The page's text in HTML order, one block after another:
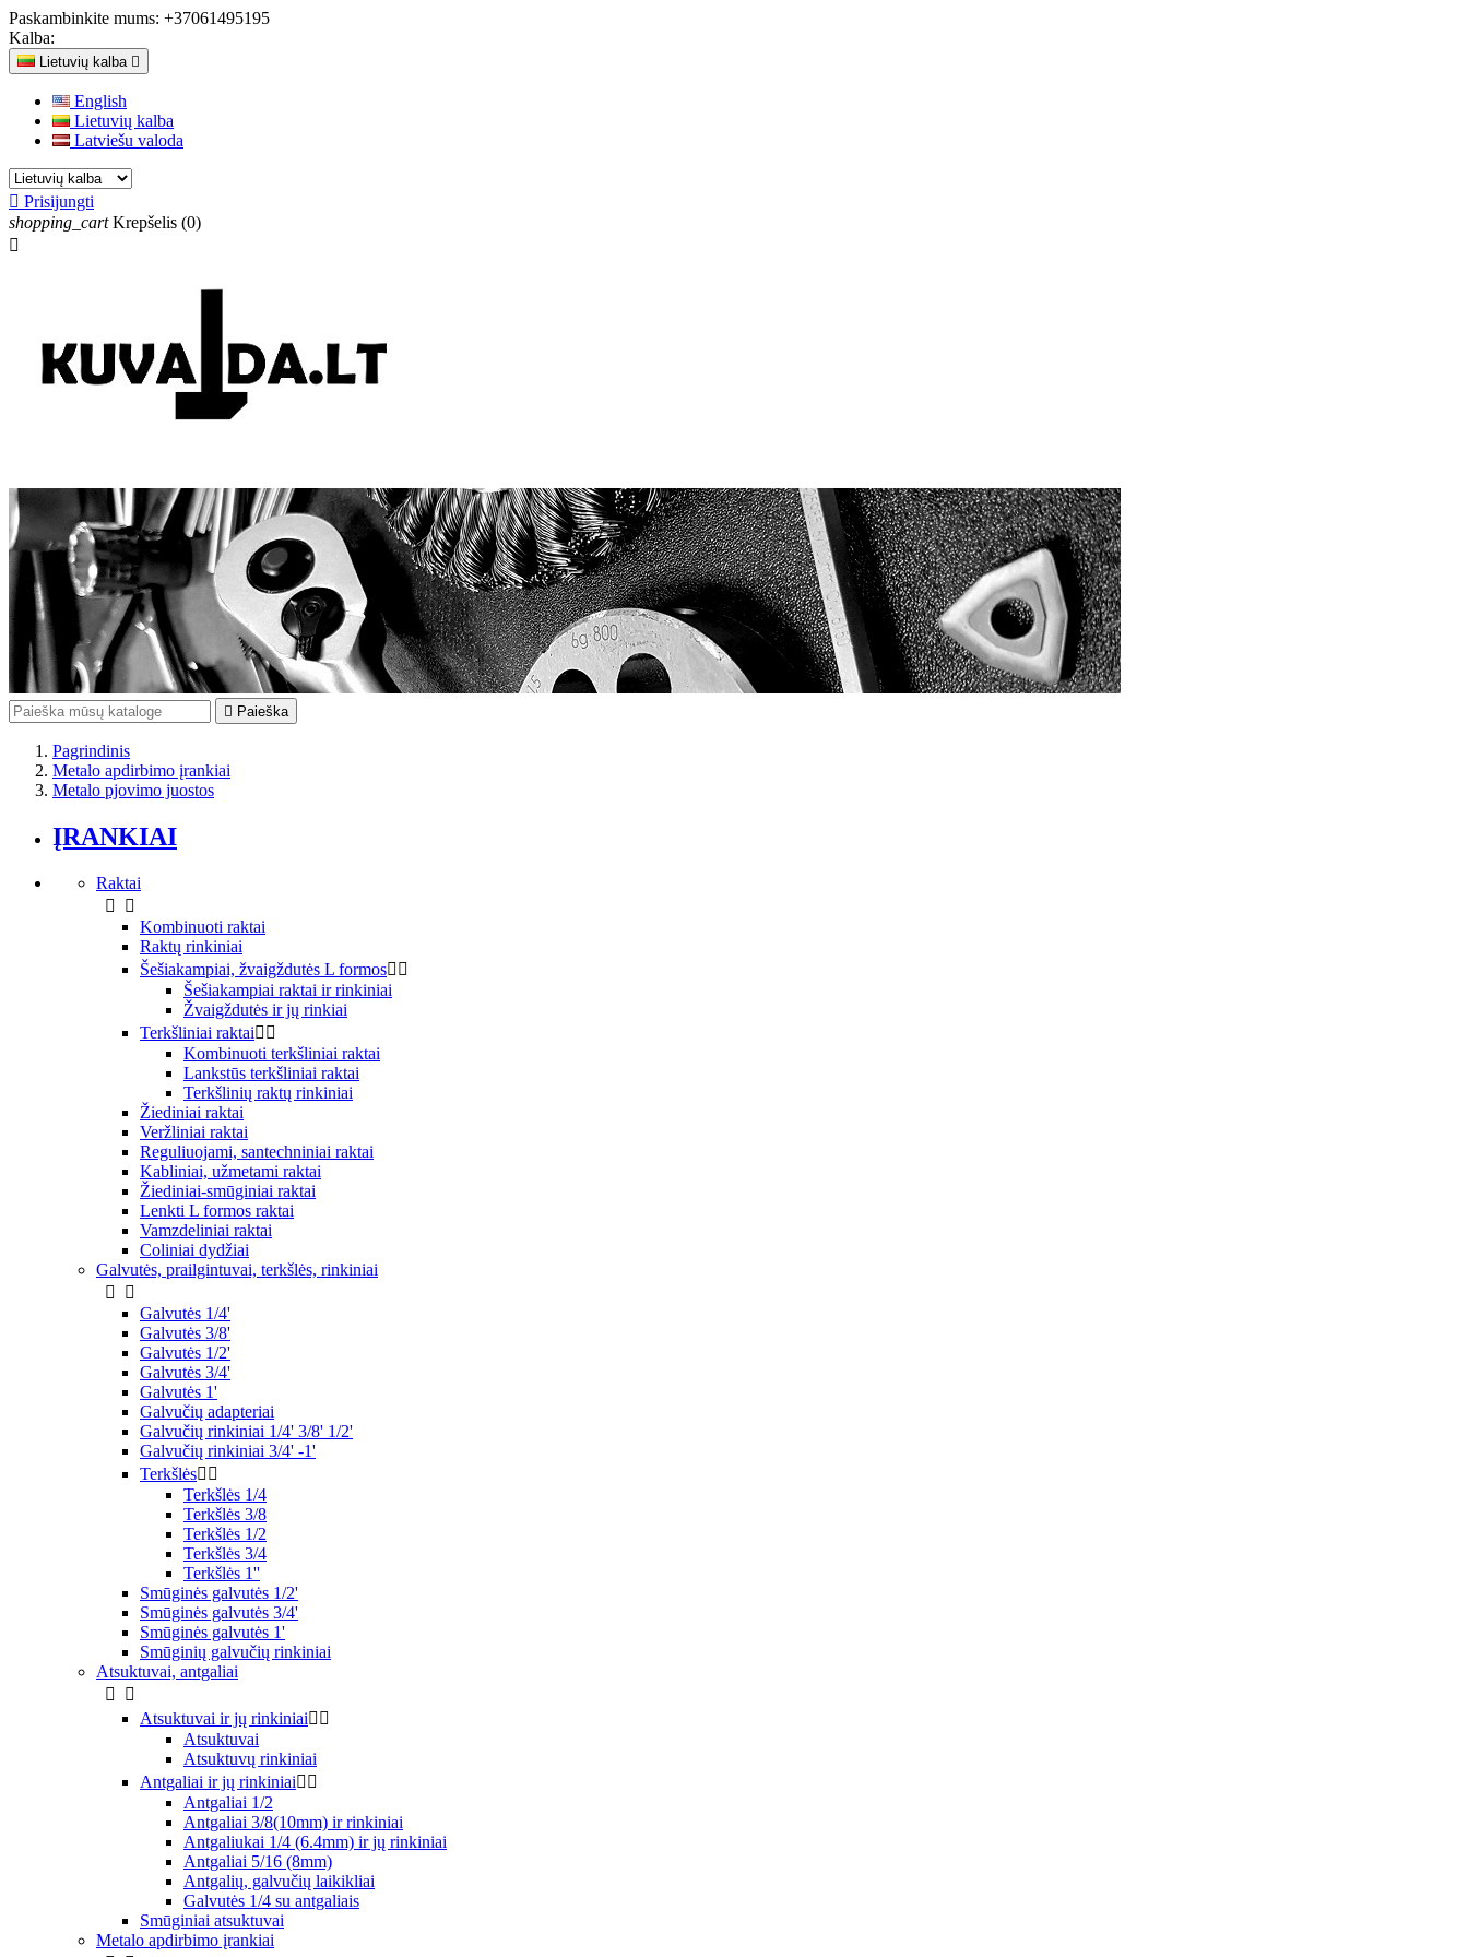
Paskambinkite mums: +37061495195
Kalba:
Lietuvių kalba 
English
Lietuvių kalba
Latviešu valoda
 Prisijungti
shopping_cart Krepšelis (0)

 Paieška
Pagrindinis
Metalo apdirbimo įrankiai
Metalo pjovimo juostos
ĮRANKIAI
Raktai


Kombinuoti raktai
Raktų rinkiniai
Šešiakampiai, žvaigždutės L formos 
Šešiakampiai raktai ir rinkiniai
Žvaigždutės ir jų rinkiai
Terkšliniai raktai 
Kombinuoti terkšliniai raktai
Lankstūs terkšliniai raktai
Terkšlinių raktų rinkiniai
Žiediniai raktai
Veržliniai raktai
Reguliuojami, santechniniai raktai
Kabliniai, užmetami raktai
Žiediniai-smūginiai raktai
Lenkti L formos raktai
Vamzdeliniai raktai
Coliniai dydžiai
Galvutės, prailgintuvai, terkšlės, rinkiniai


Galvutės 1/4'
Galvutės 3/8'
Galvutės 1/2'
Galvutės 3/4'
Galvutės 1'
Galvučių adapteriai
Galvučių rinkiniai 1/4' 3/8' 1/2'
Galvučių rinkiniai 3/4' -1'
Terkšlės 
Terkšlės 1/4
Terkšlės 3/8
Terkšlės 1/2
Terkšlės 3/4
Terkšlės 1''
Smūginės galvutės 1/2'
Smūginės galvutės 3/4'
Smūginės galvutės 1'
Smūginių galvučių rinkiniai
Atsuktuvai, antgaliai


Atsuktuvai ir jų rinkiniai 
Atsuktuvai
Atsuktuvų rinkiniai
Antgaliai ir jų rinkiniai 
Antgaliai 1/2
Antgaliai 3/8(10mm) ir rinkiniai
Antgaliukai 1/4 (6.4mm) ir jų rinkiniai
Antgaliai 5/16 (8mm)
Antgalių, galvučių laikikliai
Galvutės 1/4 su antgaliais
Smūginiai atsuktuvai
Metalo apdirbimo įrankiai